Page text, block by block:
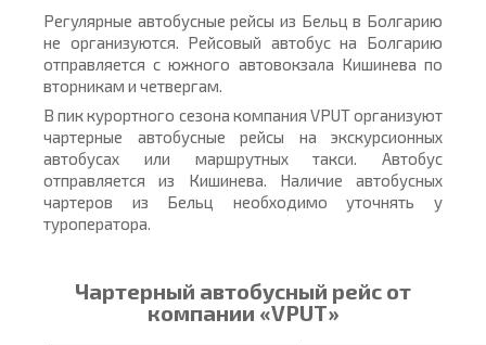
Регулярные автобусные рейсы из Бельц в Болгарию
не организуются. Рейсовый автобус на Болгарию
отправляется с южного автовокзала Кишинева по
вторникам и четвергам.
В пик курортного сезона компания VPUT организуют
чартерные автобусные рейсы на экскурсионных
автобусах или маршрутных такси. Автобус
отправляется из Кишинева. Наличие автобусных
чартеров из Бельц необходимо уточнять у
туроператора.
Чартерный автобусный рейс от
компании «VPUT»